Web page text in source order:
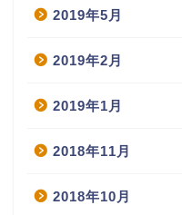
2019年5月
2019年2月
2019年1月
2018年11月
2018年10月